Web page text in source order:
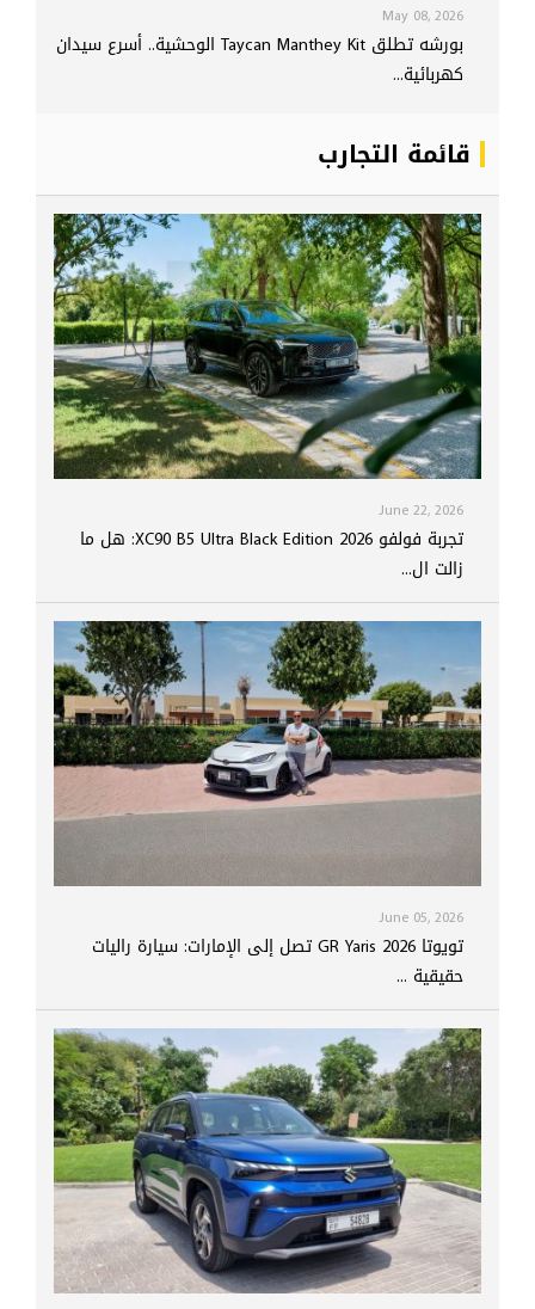
May 08, 2026
بورشه تطلق Taycan Manthey Kit الوحشية.. أسرع سيدان
كهربائية...
قائمة التجارب
June 22, 2026
تجربة فولفو XC90 B5 Ultra Black Edition 2026: هل ما
زالت ال...
June 05, 2026
تويوتا GR Yaris 2026 تصل إلى الإمارات: سيارة راليات
حقيقية ...